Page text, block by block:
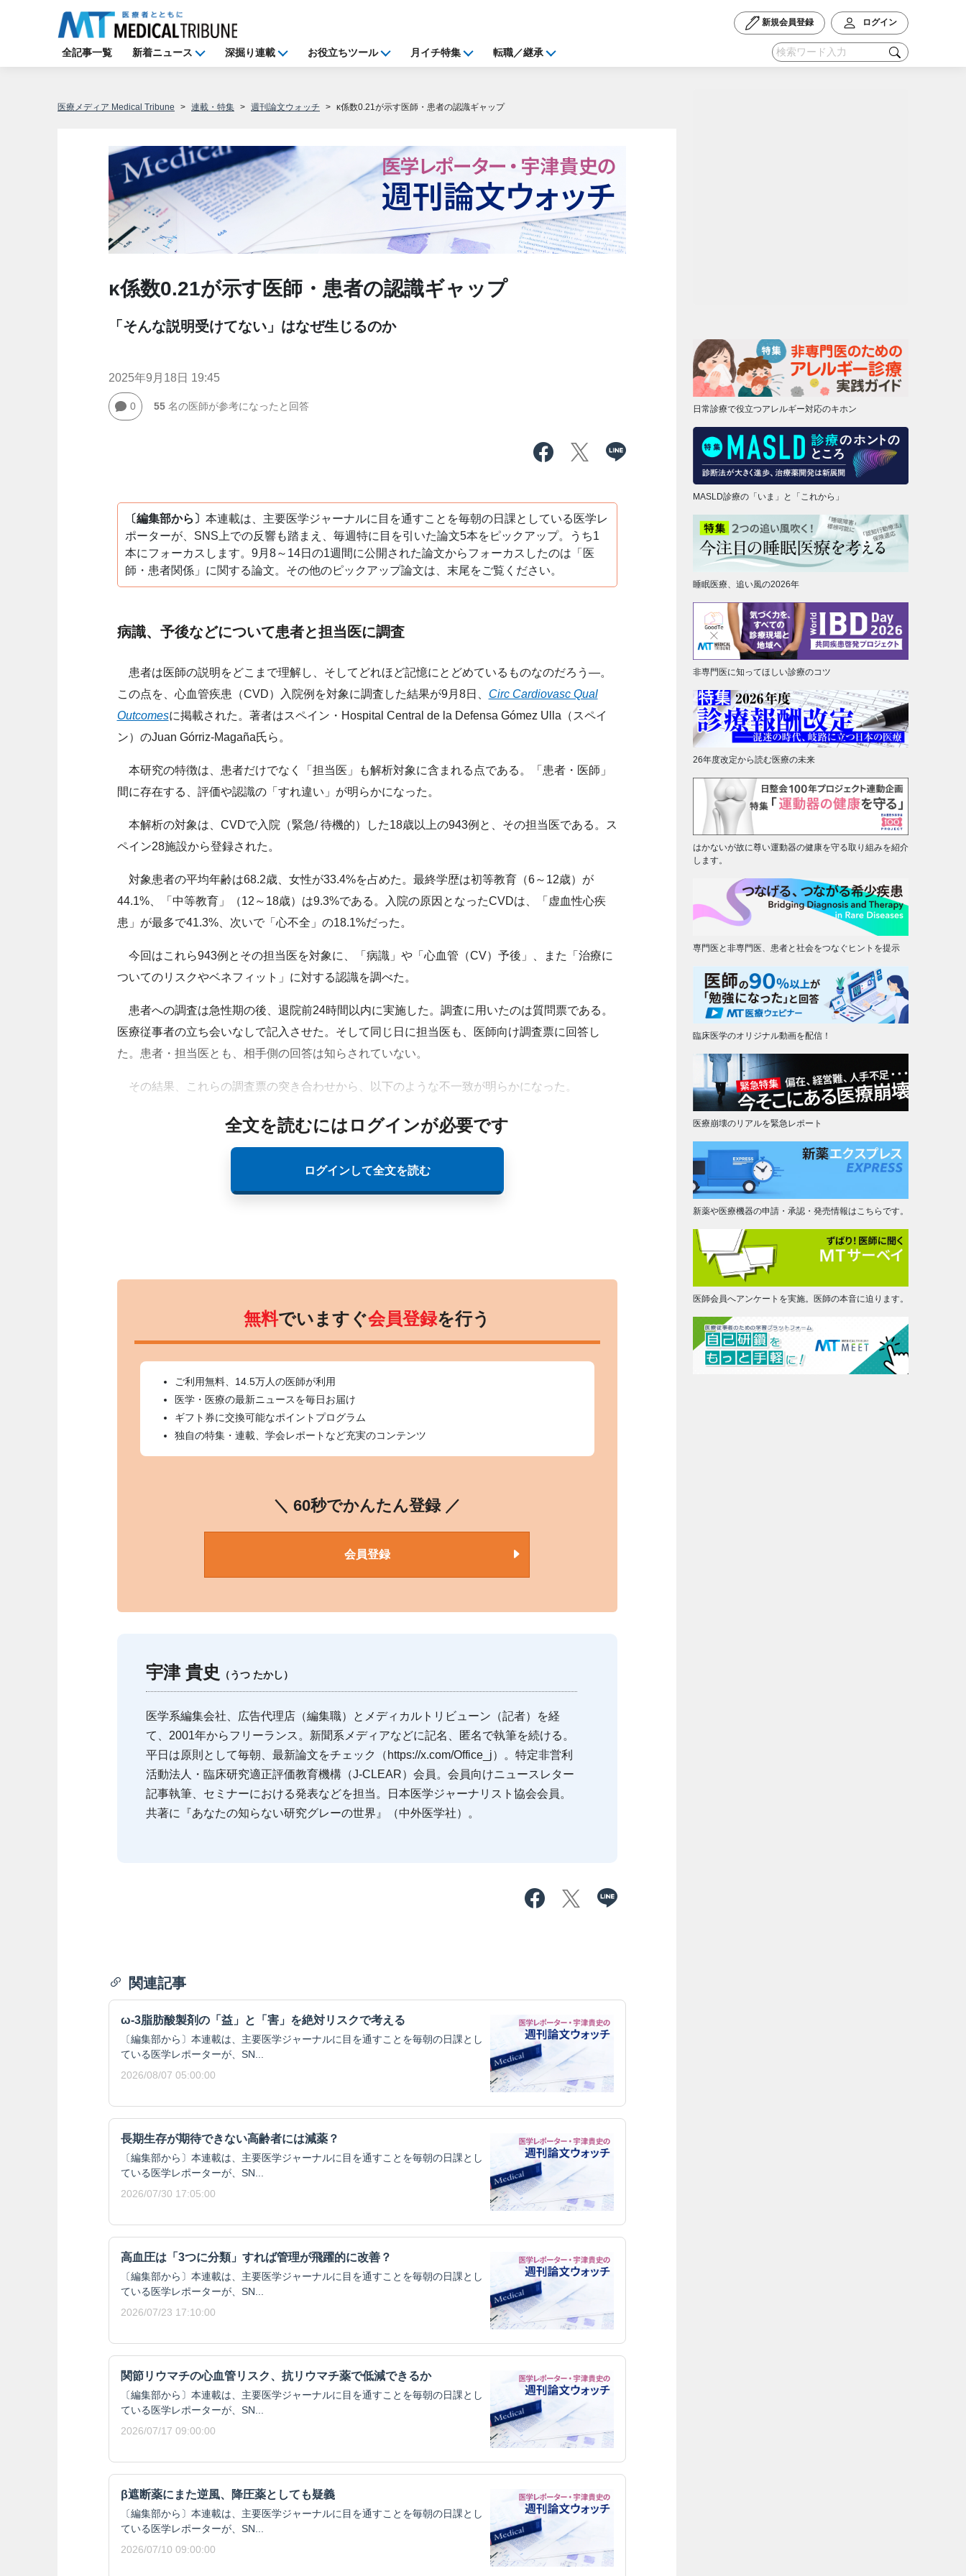
新規会員登録 ログイン
全記事一覧 新着ニュース 深掘り連載 お役立ちツール 月イチ特集 転職／継承
医療メディア Medical Tribune 連載・特集 週刊論文ウォッチ κ係数0.21が示す医師・患者の認識ギャップ
κ係数0.21が示す医師・患者の認識ギャップ
「そんな説明受けてない」はなぜ生じるのか
2025年9月18日 19:45
0 55名の医師が参考になったと回答
〔編集部から〕 本連載は、主要医学ジャーナルに目を通すことを毎朝の日課としている医学レ
ポーターが、SNS上での反響も踏まえ、毎週特に目を引いた論文5本をピックアップ。うち1
本にフォーカスします。9月8～14日の1週間に公開された論文からフォーカスしたのは「医
師・患者関係」に関する論文。その他のピックアップ論文は、末尾をご覧ください。
病識、予後などについて患者と担当医に調査
患者は医師の説明をどこまで理解し、そしてどれほど記憶にとどめているものなのだろう―。
この点を、心血管疾患（CVD）入院例を対象に調査した結果が9月8日、 Circ Cardiovasc Qual
Outcomesに掲載された。著者はスペイン・Hospital Central de la Defensa Gómez Ulla（スペイ
ン）のJuan Górriz-Magaña氏ら。
本研究の特徴は、患者だけでなく「担当医」も解析対象に含まれる点である。「患者・医師」
間に存在する、評価や認識の「すれ違い」が明らかになった。
本解析の対象は、CVDで入院（緊急/ 待機的）した18歳以上の943例と、その担当医である。ス
ペイン28施設から登録された。
対象患者の平均年齢は68.2歳、女性が33.4%を占めた。最終学歴は初等教育（6～12歳）が
44.1%、「中等教育」（12～18歳）は9.3%である。入院の原因となったCVDは、「虚血性心疾
患」が最多で41.3%、次いで「心不全」の18.1%だった。
今回はこれら943例とその担当医を対象に、「病識」や「心血管（CV）予後」、また「治療に
ついてのリスクやベネフィット」に対する認識を調べた。
患者への調査は急性期の後、退院前24時間以内に実施した。調査に用いたのは質問票である。
医療従事者の立ち会いなしで記入させた。そして同じ日に担当医も、医師向け調査票に回答し
た。患者・担当医とも、相手側の回答は知らされていない。
その結果、これらの調査票の突き合わせから、以下のような不一致が明らかになった。
全文を読むにはログインが必要です
ログインして全文を読む
無料でいますぐ会員登録を行う
ご利用無料、14.5万人の医師が利用
医学・医療の最新ニュースを毎日お届け
ギフト券に交換可能なポイントプログラム
独自の特集・連載、学会レポートなど充実のコンテンツ
＼ 60秒でかんたん登録 ／
会員登録
宇津 貴史 （うつ たかし）
医学系編集会社、広告代理店（編集職）とメディカルトリビューン（記者）を経
て、2001年からフリーランス。新聞系メディアなどに記名、匿名で執筆を続ける。
平日は原則として毎朝、最新論文をチェック（https://x.com/Office_j）。特定非営利
活動法人・臨床研究適正評価教育機構（J-CLEAR）会員。会員向けニュースレター
記事執筆、セミナーにおける発表などを担当。日本医学ジャーナリスト協会会員。
共著に『あなたの知らない研究グレーの世界』（中外医学社）。
関連記事
ω-3脂肪酸製剤の「益」と「害」を絶対リスクで考える
〔編集部から〕本連載は、主要医学ジャーナルに目を通すことを毎朝の日課とし
ている医学レポーターが、SN...
2026/08/07 05:00:00
長期生存が期待できない高齢者には減薬？
〔編集部から〕本連載は、主要医学ジャーナルに目を通すことを毎朝の日課とし
ている医学レポーターが、SN...
2026/07/30 17:05:00
高血圧は「3つに分類」すれば管理が飛躍的に改善？
〔編集部から〕本連載は、主要医学ジャーナルに目を通すことを毎朝の日課とし
ている医学レポーターが、SN...
2026/07/23 17:10:00
関節リウマチの心血管リスク、抗リウマチ薬で低減できるか
〔編集部から〕本連載は、主要医学ジャーナルに目を通すことを毎朝の日課とし
ている医学レポーターが、SN...
2026/07/17 09:00:00
β遮断薬にまた逆風、降圧薬としても疑義
〔編集部から〕本連載は、主要医学ジャーナルに目を通すことを毎朝の日課とし
ている医学レポーターが、SN...
2026/07/10 09:00:00
日常診療で役立つアレルギー対応のキホン
MASLD診療の「いま」と「これから」
睡眠医療、追い風の2026年
非専門医に知ってほしい診療のコツ
26年度改定から読む医療の未来
はかないが故に尊い運動器の健康を守る取り組みを紹介
します。
専門医と非専門医、患者と社会をつなぐヒントを提示
臨床医学のオリジナル動画を配信！
医療崩壊のリアルを緊急レポート
新薬や医療機器の申請・承認・発売情報はこちらです。
医師会員へアンケートを実施。医師の本音に迫ります。